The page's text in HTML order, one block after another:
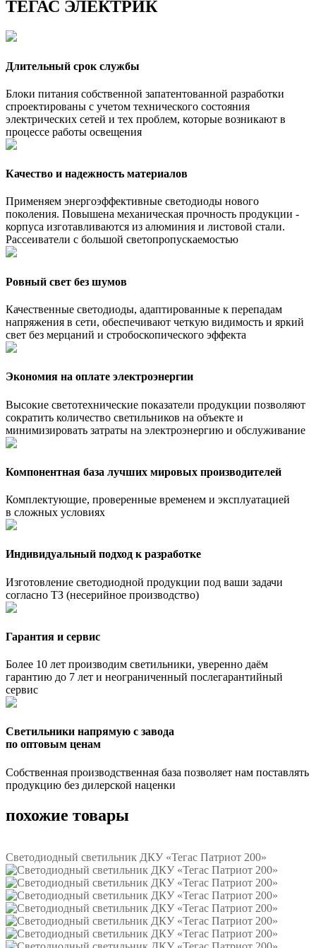
ТЕГАС ЭЛЕКТРИК
Длительный срок службы
Блоки питания собственной запатентованной разработки
спроектированы с учетом технического состояния
электрических сетей и тех проблем, которые возникают в
процессе работы освещения
Качество и надежность материалов
Применяем энергоэффективные светодиоды нового
поколения. Повышена механическая прочность продукции -
корпуса изготавливаются из алюминия и листовой стали.
Рассеиватели с большой светопропускаемостью
Ровный свет без шумов
Качественные светодиоды, адаптированные к перепадам
напряжения в сети, обеспечивают четкую видимость и яркий
свет без мерцаний и стробоскопического эффекта
Экономия на оплате электроэнергии
Высокие светотехнические показатели продукции позволяют
сократить количество светильников на объекте и
минимизировать затраты на электроэнергию и обслуживание
Компонентная база лучших мировых производителей
Комплектующие, проверенные временем и эксплуатацией
в сложных условиях
Индивидуальный подход к разработке
Изготовление светодиодной продукции под ваши задачи
согласно ТЗ (несерийное производство)
Гарантия и сервис
Более 10 лет производим светильники, уверенно даём
гарантию до 7 лет и неограниченный послегарантийный
сервис
Светильники напрямую с завода
по оптовым ценам
Собственная производственная база позволяет нам поставлять
продукцию без дилерской наценки
похожие товары
Светодиодный светильник ДКУ «Тегас Патриот 200»